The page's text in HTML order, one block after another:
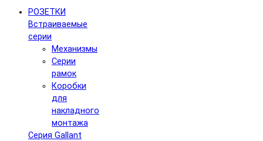
РОЗЕТКИ
Встраиваемые
серии
Механизмы
Серии
рамок
Коробки
для
накладного
монтажа
Серия Gallant